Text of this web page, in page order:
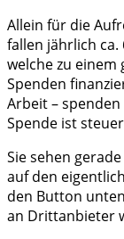
Allein für die
fallen jährlich ca.
welche zu
Spenden
Arbeit –
Spende ist
Sie sehen
auf den
den Button
an Drittanbieter